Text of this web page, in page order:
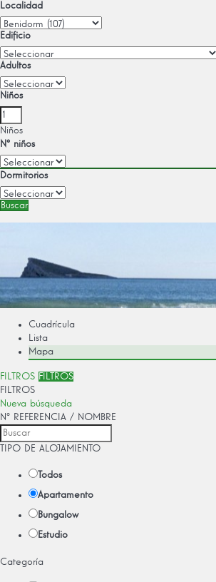
Localidad
Edificio
Adultos
Niños
Niños
Nº niños
Dormitorios
Buscar
Cuadrícula
Lista
Mapa
FILTROS FILTROS
FILTROS
Nueva búsqueda
Nº REFERENCIA / NOMBRE
TIPO DE ALOJAMIENTO
Todos
Apartamento
Bungalow
Estudio
Categoría